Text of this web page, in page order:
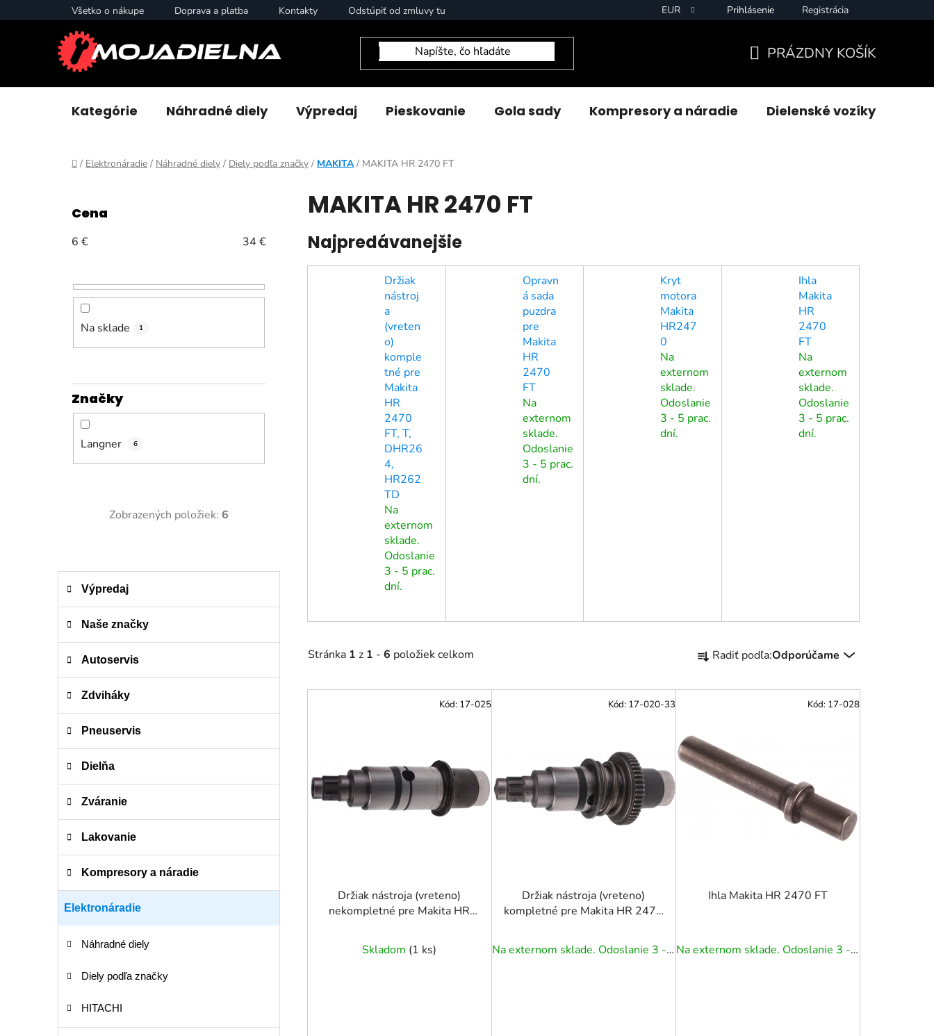
na
Všetko o nákupe Doprava a platba Kontakty Odstúpiť od zmluvy tu EUR Prihlásenie Registrácia
KOŠÍK
PRÁZDNY KOŠÍK
Kategórie Náhradné diely Výpredaj Pieskovanie Gola sady Kompresory a náradie Dielenské vozíky
Domov
/ Elektronáradie / Náhradné diely / Diely podľa značky / MAKITA / MAKITA HR 2470 FT
Cena
6 € 34 €
Na sklade 1
Značky
Langner 6
Zobrazených položiek: 6
kategórie
K
t
g
Výpredaj
Naše značky
Autoservis
Zdviháky
Pneuservis
Dielňa
Zváranie
Lakovanie
Kompresory a náradie
Elektronáradie
Náhradné diely
Diely podľa značky
HITACHI
MAKITA HR 2470 FT
Najpredávanejšie
Držiak
nástroj
a
(vreten
o)
komple
tné pre
Makita
HR
2470
FT, T,
DHR26
4,
HR262
TD
Na
externom
sklade.
Odoslanie
3 - 5 prac.
dní.
Opravn
á sada
puzdra
pre
Makita
HR
2470
FT
Na
externom
sklade.
Odoslanie
3 - 5 prac.
dní.
Kryt
motora
Makita
HR247
0
Na
externom
sklade.
Odoslanie
3 - 5 prac.
dní.
Ihla
Makita
HR
2470
FT
Na
externom
sklade.
Odoslanie
3 - 5 prac.
dní.
Stránka 1 z 1 - 6 položiek celkom a
i
e
p
Radiť podľa:Odporúčame
V
p
r
Držiak nástroja (vreteno)
nekompletné pre Makita HR
Skladom (1 ks)
Kód: 17-025
Držiak nástroja (vreteno)
kompletné pre Makita HR 2470
Na externom sklade. Odoslanie 3 - 5 prac. dní.
Kód: 17-020-33
Ihla Makita HR 2470 FT
Na externom sklade. Odoslanie 3 - 5 prac. dní.
Kód: 17-028